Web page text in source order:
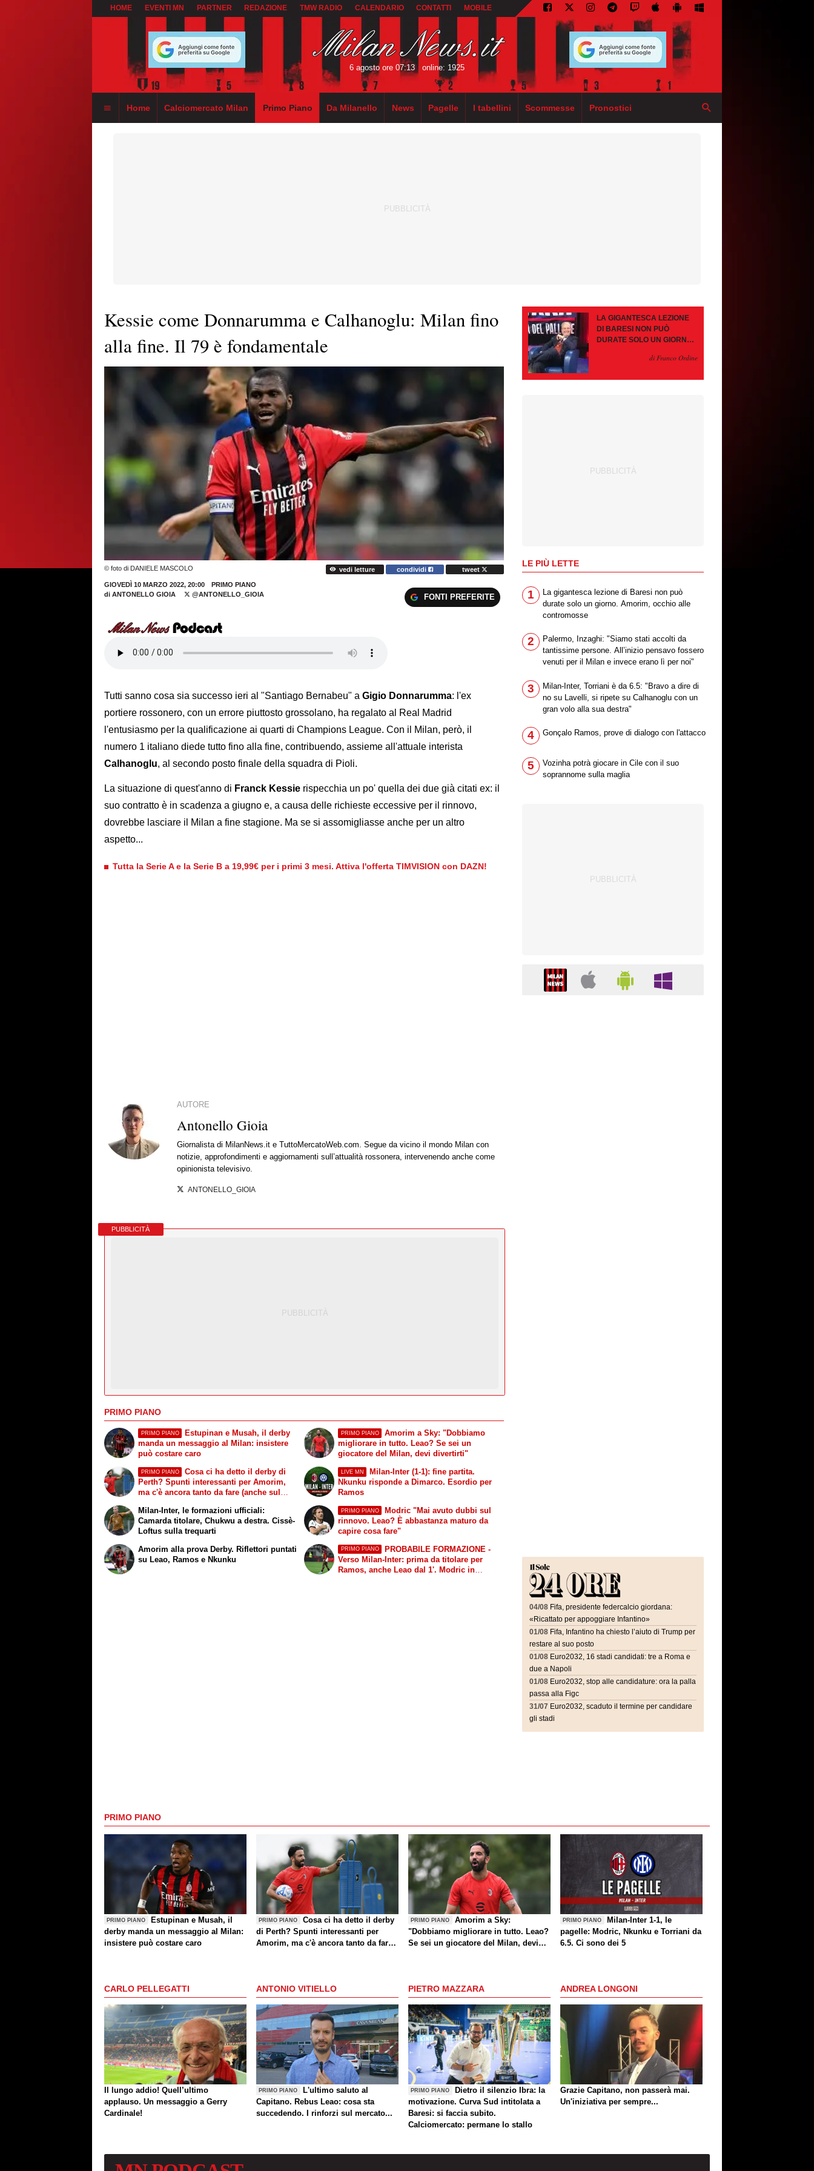
HOME EVENTI MN PARTNER REDAZIONE TMW RADIO CALENDARIO CONTATTI MOBILE
6 agosto ore 07:13 online: 1925
Home Calciomercato Milan Primo Piano Da Milanello News Pagelle I tabellini Scommesse Pronostici
Kessie come Donnarumma e Calhanoglu: Milan fino
alla fine. Il 79 è fondamentale
© foto di DANIELE MASCOLO vedi letture condividi tweet
GIOVEDÌ 10 MARZO 2022, 20:00
PRIMO PIANO
di ANTONELLO GIOIA @ANTONELLO_GIOIA FONTI PREFERITE
Tutti sanno cosa sia successo ieri al "Santiago Bernabeu" a Gigio Donnarumma: l'ex
portiere rossonero, con un errore piuttosto grossolano, ha regalato al Real Madrid
l'entusiasmo per la qualificazione ai quarti di Champions League. Con il Milan, però, il
numero 1 italiano diede tutto fino alla fine, contribuendo, assieme all'attuale interista
Calhanoglu, al secondo posto finale della squadra di Pioli.
La situazione di quest'anno di Franck Kessie rispecchia un po' quella dei due già citati ex: il
suo contratto è in scadenza a giugno e, a causa delle richieste eccessive per il rinnovo,
dovrebbe lasciare il Milan a fine stagione. Ma se si assomigliasse anche per un altro
aspetto...
Tutta la Serie A e la Serie B a 19,99€ per i primi 3 mesi. Attiva l'offerta TIMVISION con DAZN!
AUTORE
Antonello Gioia
Giornalista di MilanNews.it e TuttoMercatoWeb.com. Segue da vicino il mondo Milan con
notizie, approfondimenti e aggiornamenti sull’attualità rossonera, intervenendo anche come
opinionista televisivo.
ANTONELLO_GIOIA
PUBBLICITÀ
PRIMO PIANO
PRIMO PIANO
Estupinan e Musah, il derby
manda un messaggio al Milan: insistere
può costare caro
PRIMO PIANO
Cosa ci ha detto il derby di
Perth? Spunti interessanti per Amorim,
ma c'è ancora tanto da fare (anche sul
PRIMO PIANO
Amorim a Sky: "Dobbiamo
migliorare in tutto. Leao? Se sei un
giocatore del Milan, devi divertirti"
LIVE MN
Milan-Inter (1-1): fine partita.
Nkunku risponde a Dimarco. Esordio per
Ramos
Milan-Inter, le formazioni ufficiali:
Camarda titolare, Chukwu a destra. Cissè-
Loftus sulla trequarti
Amorim alla prova Derby. Riflettori puntati
su Leao, Ramos e Nkunku
PRIMO PIANO
Modric "Mai avuto dubbi sul
rinnovo. Leao? È abbastanza maturo da
capire cosa fare"
PRIMO PIANO
PROBABILE FORMAZIONE -
Verso Milan-Inter: prima da titolare per
Ramos, anche Leao dal 1'. Modric in
LA GIGANTESCA LEZIONE
DI BARESI NON PUÒ
DURATE SOLO UN GIORNO.
CONTROMOSSEdi Franco Ordine
LE PIÙ LETTE
1
La gigantesca lezione di Baresi non può
durate solo un giorno. Amorim, occhio alle
contromosse
2
Palermo, Inzaghi: "Siamo stati accolti da
tantissime persone. All’inizio pensavo fossero
venuti per il Milan e invece erano lì per noi"
3
Milan-Inter, Torriani è da 6.5: "Bravo a dire di
no su Lavelli, si ripete su Calhanoglu con un
gran volo alla sua destra"
4 Gonçalo Ramos, prove di dialogo con l'attacco
5
Vozinha potrà giocare in Cile con il suo
soprannome sulla maglia
04/08 Fifa, presidente federcalcio giordana:
«Ricattato per appoggiare Infantino»
01/08 Fifa, Infantino ha chiesto l’aiuto di Trump per
restare al suo posto
01/08 Euro2032, 16 stadi candidati: tre a Roma e
due a Napoli
01/08 Euro2032, stop alle candidature: ora la palla
passa alla Figc
31/07 Euro2032, scaduto il termine per candidare
gli stadi
PRIMO PIANO
PRIMO PIANO
Estupinan e Musah, il
derby manda un messaggio al Milan:
insistere può costare caro
PRIMO PIANO
Cosa ci ha detto il derby
di Perth? Spunti interessanti per
Amorim, ma c'è ancora tanto da fare
PRIMO PIANO
Amorim a Sky:
"Dobbiamo migliorare in tutto. Leao?
Se sei un giocatore del Milan, devi
PRIMO PIANO
Milan-Inter 1-1, le
pagelle: Modric, Nkunku e Torriani da
6.5. Ci sono dei 5
CARLO PELLEGATTI
Il lungo addio! Quell’ultimo
applauso. Un messaggio a Gerry
Cardinale!
ANTONIO VITIELLO
PRIMO PIANO
L'ultimo saluto al
Capitano. Rebus Leao: cosa sta
succedendo. I rinforzi sul mercato...
PIETRO MAZZARA
PRIMO PIANO
Dietro il silenzio Ibra: la
motivazione. Curva Sud intitolata a
Baresi: si faccia subito.
Calciomercato: permane lo stallo
ANDREA LONGONI
Grazie Capitano, non passerà mai.
Un'iniziativa per sempre...